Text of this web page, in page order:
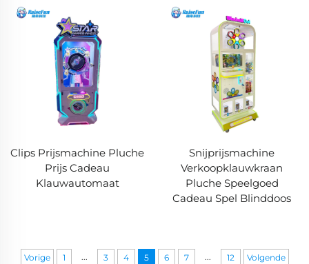
Clips Prijsmachine Pluche
Prijs Cadeau
Klauwautomaat
Snijprijsmachine
Verkoopklauwkraan
Pluche Speelgoed
Cadeau Spel Blinddoos
Vorige 1 ... 3 4 5 6 7 ... 12 Volgende